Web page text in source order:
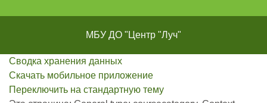
МБУ ДО "Центр "Луч"
Сводка хранения данных
Скачать мобильное приложение
Переключить на стандартную тему